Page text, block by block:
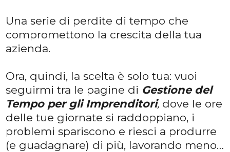
Una serie di perdite di tempo che
compromettono la crescita della tua
azienda.
Ora, quindi, la scelta è solo tua: vuoi
seguirmi tra le pagine di Gestione del
Tempo per gli Imprenditori, dove le ore
delle tue giornate si raddoppiano, i
problemi spariscono e riesci a produrre
(e guadagnare) di più, lavorando meno…